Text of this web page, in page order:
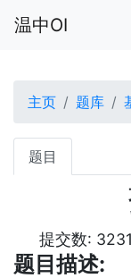
温中OI
主页 题库
题目
提交数:
题目描述: